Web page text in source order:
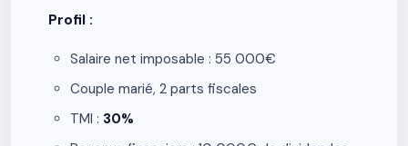
Profil :
Salaire net imposable : 55 000€
Couple marié, 2 parts fiscales
TMI : 30%